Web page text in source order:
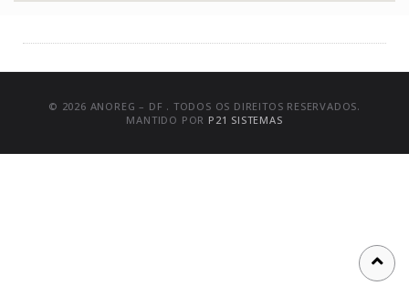
© 2026 ANOREG – DF . TODOS OS DIREITOS RESERVADOS.
MANTIDO POR P21 SISTEMAS